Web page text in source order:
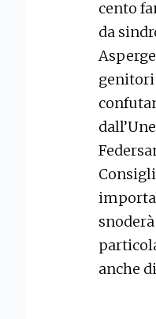
cento
da
genitori
anche